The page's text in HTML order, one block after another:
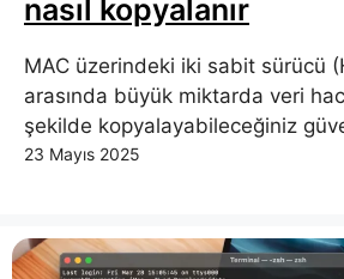
nasıl kopyalanır
MAC üzerindeki iki sabit sürücü
arasında büyük miktarda veri
şekilde kopyalayabileceğiniz
23 Mayıs 2025